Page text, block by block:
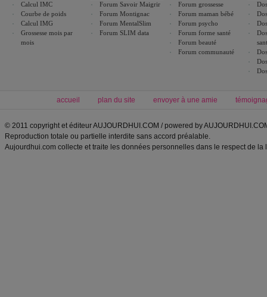
Calcul IMC
Courbe de poids
Calcul IMG
Grossesse mois par
mois
Forum Savoir Maigrir
Forum Montignac
Forum MentalSlim
Forum SLIM data
Forum grossesse
Forum maman bébé
Forum psycho
Forum forme santé
Forum beauté
Forum communauté
accueil plan du site envoyer à une amie
© 2011 copyright et éditeur AUJOURDHUI.COM / powered by
Reproduction totale ou partielle interdite sans accord préalable.
Aujourdhui.com collecte et traite les données personnelles dans le respect de